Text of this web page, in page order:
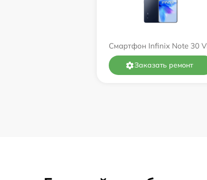
Смартфон Infinix Note 30
Заказать ремонт